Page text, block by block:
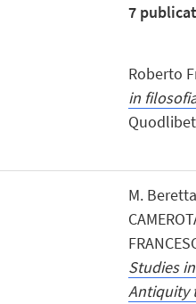
7
Roberto
in
M.
Studies
Antiquity